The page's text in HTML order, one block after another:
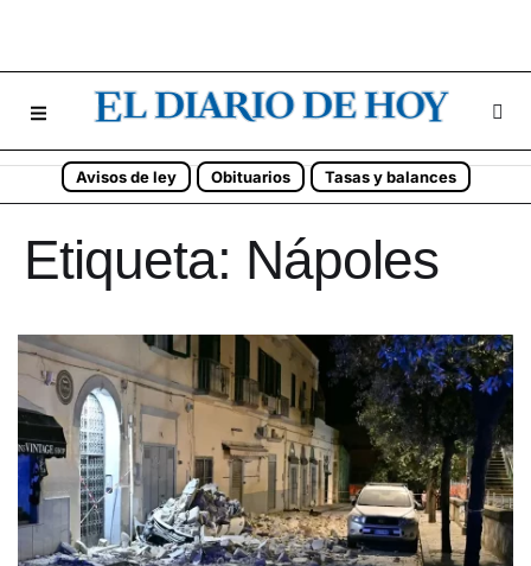
Avisos de ley Obituarios Tasas y balances
Etiqueta: Nápoles